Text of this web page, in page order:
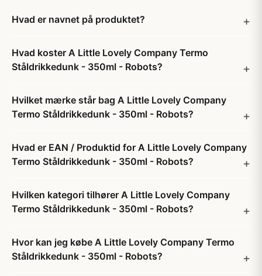
Hvad er navnet på produktet?
Hvad koster A Little Lovely Company Termo
Ståldrikkedunk - 350ml - Robots?
Hvilket mærke står bag A Little Lovely Company
Termo Ståldrikkedunk - 350ml - Robots?
Hvad er EAN / Produktid for A Little Lovely Company
Termo Ståldrikkedunk - 350ml - Robots?
Hvilken kategori tilhører A Little Lovely Company
Termo Ståldrikkedunk - 350ml - Robots?
Hvor kan jeg købe A Little Lovely Company Termo
Ståldrikkedunk - 350ml - Robots?